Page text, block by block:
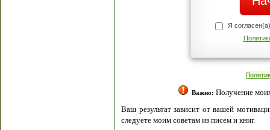
Я
Важно: Получение
Ваш результат зависит от вашей
следуете моим советам из писем и книг.